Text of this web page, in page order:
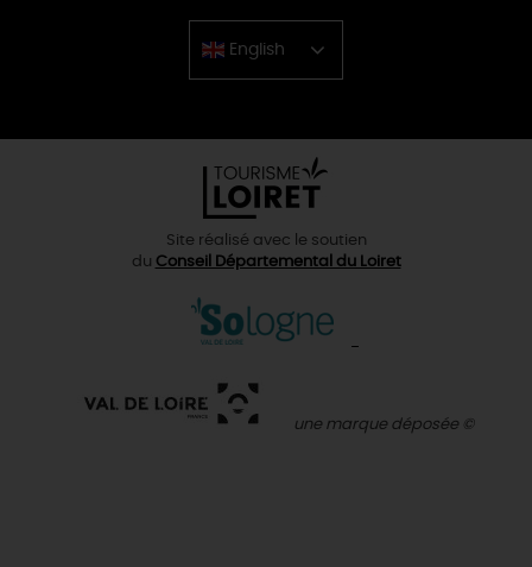
English
Chinese
Site réalisé avec le soutien
du Conseil Départemental du Loiret
une marque déposée ©